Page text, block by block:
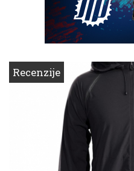
Recenzije